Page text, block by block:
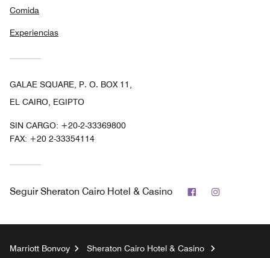
Comida
Experiencias
GALAE SQUARE, P. O. BOX 11,
EL CAIRO, EGIPTO
SIN CARGO: +20-2-33369800
FAX: +20 2-33354114
Seguir Sheraton Cairo Hotel & Casino Facebook
Marriott Bonvoy
Sheraton Cairo Hotel & Casino